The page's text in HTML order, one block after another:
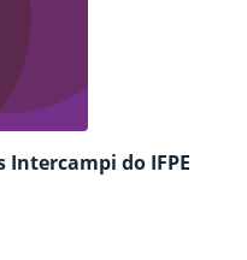
Intercampi do IFPE